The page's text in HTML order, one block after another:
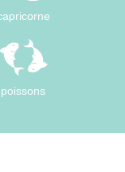
poissons